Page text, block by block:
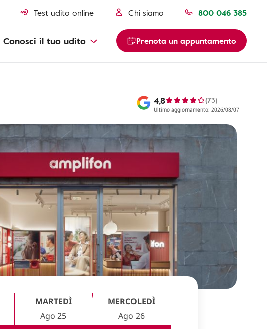
Test udito online Chi siamo 800 046 385
Conosci il tuo udito Prenota un appuntamento
4,8 (73)
Ultimo aggiornamento: 2026/08/07
MARTEDÌ
Ago 25
MERCOLEDÌ
Ago 26